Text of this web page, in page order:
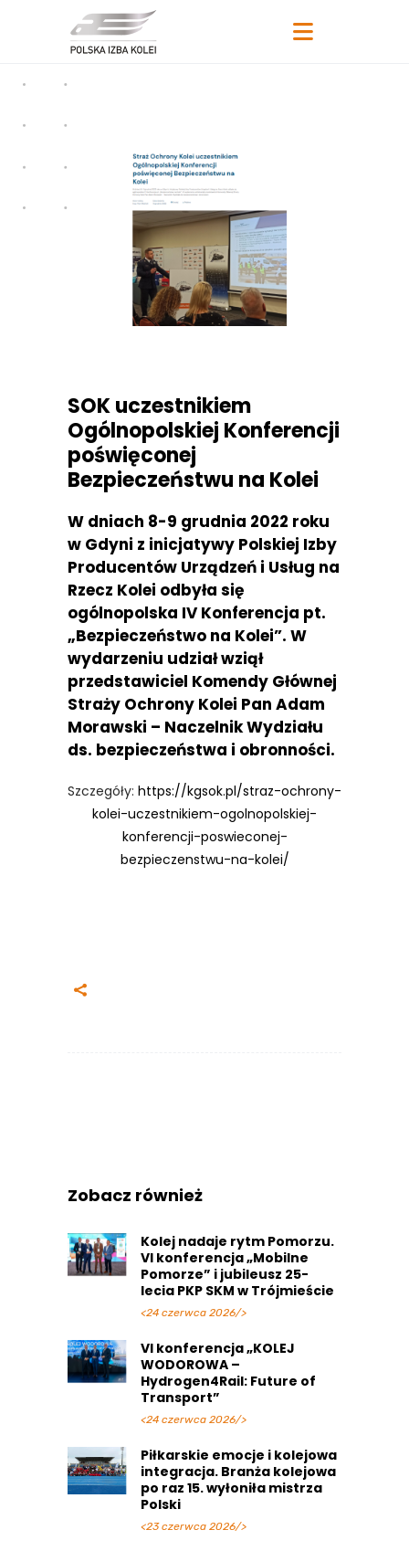
SOK uczestnikiem
Ogólnopolskiej Konferencji
poświęconej
Bezpieczeństwu na Kolei
W dniach 8-9 grudnia 2022 roku
w Gdyni z inicjatywy Polskiej Izby
Producentów Urządzeń i Usług na
Rzecz Kolei odbyła się
ogólnopolska IV Konferencja pt.
„Bezpieczeństwo na Kolei”. W
wydarzeniu udział wziął
przedstawiciel Komendy Głównej
Straży Ochrony Kolei Pan Adam
Morawski – Naczelnik Wydziału
ds. bezpieczeństwa i obronności.
Szczegóły: https://kgsok.pl/straz-ochrony-
kolei-uczestnikiem-ogolnopolskiej-
konferencji-poswieconej-
bezpieczenstwu-na-kolei/
Zobacz również
Kolej nadaje rytm Pomorzu.
VI konferencja „Mobilne
Pomorze” i jubileusz 25-
lecia PKP SKM w Trójmieście
<24 czerwca 2026/>
VI konferencja „KOLEJ
WODOROWA –
Hydrogen4Rail: Future of
Transport”
<24 czerwca 2026/>
Piłkarskie emocje i kolejowa
integracja. Branża kolejowa
po raz 15. wyłoniła mistrza
Polski
<23 czerwca 2026/>